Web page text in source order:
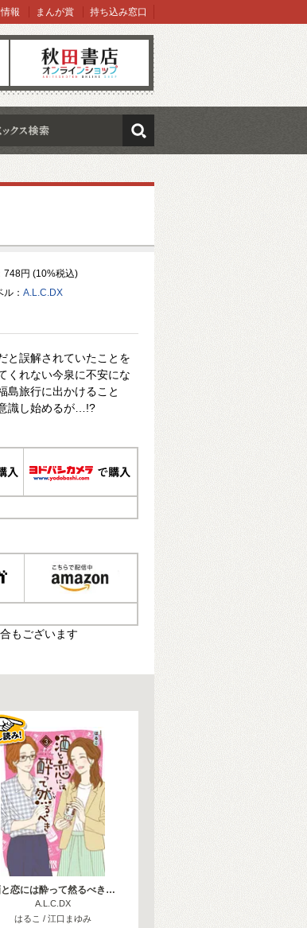
オンラインショップ
報 まんが賞 持ち込み窓口
検索
748円 (10%税込)
ル： A.L.C.DX
と誤解されていたことを
くれない今泉に不安にな
島旅行に出かけること
識し始めるが…!?
もございます
恋には酔って然るべき…
A.L.C.DX
はるこ / 江口まゆみ